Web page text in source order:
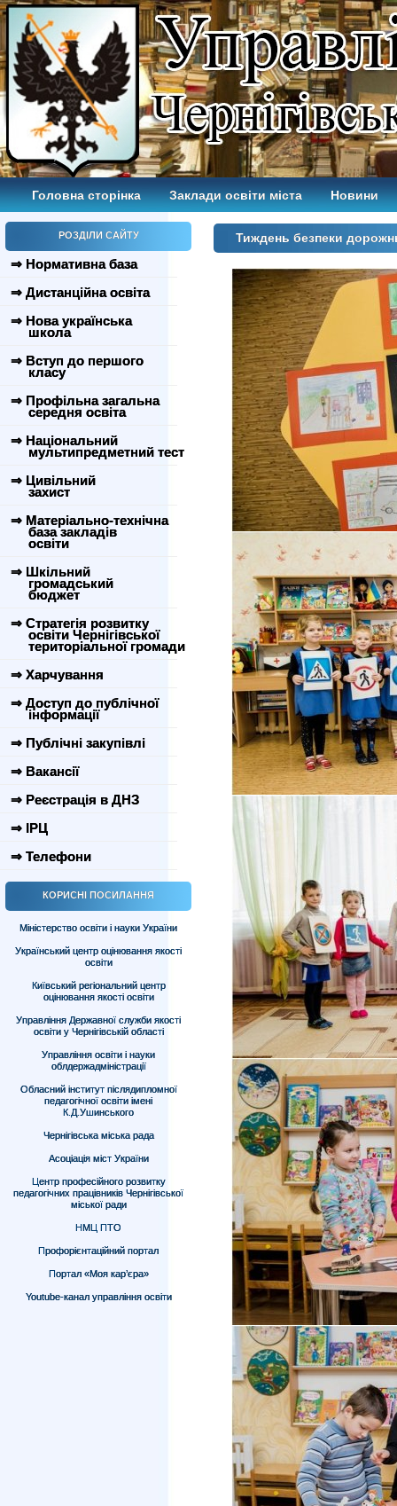
Головна сторінка Заклади освіти міста Новини
РОЗДІЛИ САЙТУ
⇒ Нормативна база
⇒ Дистанційна освіта
⇒ Нова українська
школа
⇒ Вступ до першого
класу
⇒ Профільна загальна
середня освіта
⇒ Національний
мультипредметний тест
⇒ Цивільний
захист
⇒ Матеріально-технічна
база закладів
освіти
⇒ Шкільний
громадський
бюджет
⇒ Стратегія розвитку
освіти Чернігівської
територіальної громади
⇒ Харчування
⇒ Доступ до публічної
інформації
⇒ Публічні закупівлі
⇒ Вакансії
⇒ Реєстрація в ДНЗ
⇒ ІРЦ
⇒ Телефони
КОРИСНІ ПОСИЛАННЯ
Міністерство освіти і науки України
Український центр оцінювання якості
освіти
Київський регіональний центр
оцінювання якості освіти
Управління Державної служби якості
освіти у Чернігівській області
Управління освіти і науки
облдержадміністрації
Обласний інститут післядипломної
педагогічної освіти імені
К.Д.Ушинського
Чернігівська міська рада
Асоціація міст України
Центр професійного розвитку
педагогічних працівників Чернігівської
міської ради
НМЦ ПТО
Профорієнтаційний портал
Портал «Моя кар’єра»
Youtube-канал управління освіти
Тиждень безпеки